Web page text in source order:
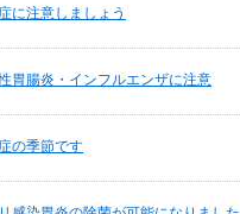
に注意しましょう
胃腸炎・インフルエンザに注意
の季節です